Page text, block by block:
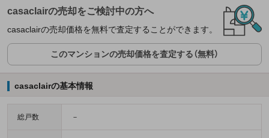
casaclairの売却をご検討中の方へ
casaclairの売却価格を無料で査定することができます。
このマンションの売却価格を査定する（無料）
casaclairの基本情報
総戸数 －